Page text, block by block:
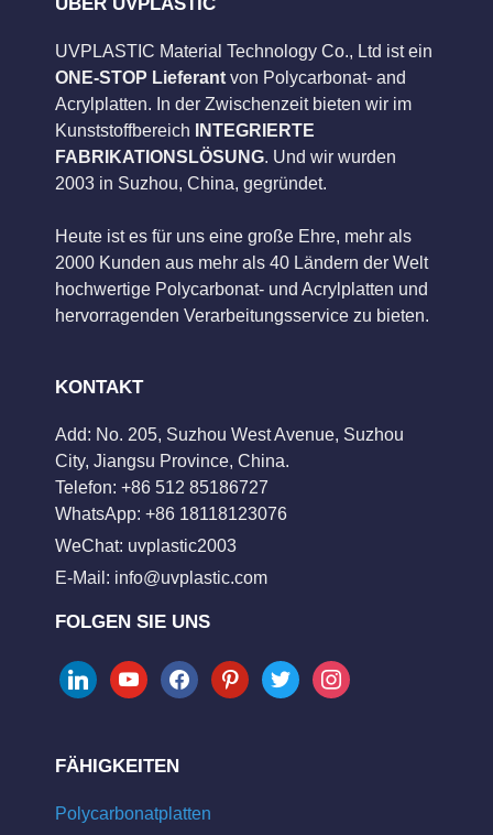
UVPLASTIC Material Technology Co., Ltd ist ein
ONE-STOP Lieferant von Polycarbonat- and
Acrylplatten. In der Zwischenzeit bieten wir im
Kunststoffbereich
INTEGRIERTE
FABRIKATIONSLÖSUNG. Und wir wurden
2003 in Suzhou, China, gegründet.
Heute ist es für uns eine große Ehre, mehr als
2000 Kunden aus mehr als 40 Ländern der Welt
hochwertige Polycarbonat- und Acrylplatten und
hervorragenden Verarbeitungsservice zu bieten.
KONTAKT
Add: No. 205, Suzhou West Avenue, Suzhou
City, Jiangsu Province, China.
Telefon: +86 512 85186727
WhatsApp: +86 18118123076
WeChat: uvplastic2003
E-Mail: info@uvplastic.com
FOLGEN SIE UNS
linkedinyoutubefacebookpinteresttwitter instagram
FÄHIGKEITEN
Polycarbonatplatten